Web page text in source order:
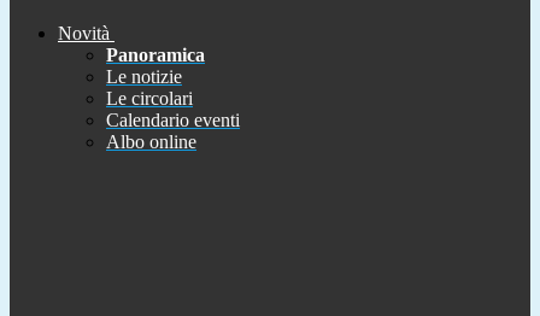
Novità
Panoramica
Le notizie
Le circolari
Calendario eventi
Albo online